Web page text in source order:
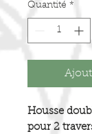
Quantité *
Housse
pour 2